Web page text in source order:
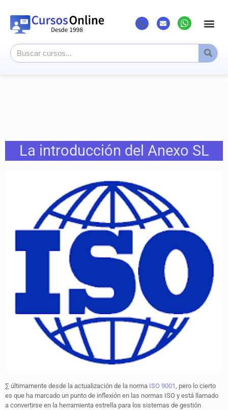
La introducción del Anexo SL
∑ últimamente desde la actualización de la norma ISO 9001 , pero lo cierto
es que ha marcado un punto de inflexión en las normas ISO y está llamado
a convertirse en la herramienta estrella para los sistemas de gestión